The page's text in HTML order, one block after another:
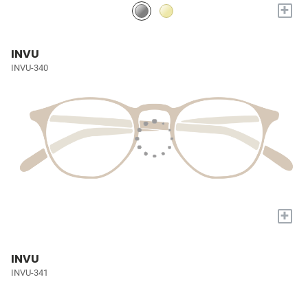
+
INVU
INVU-340
+
INVU
INVU-341